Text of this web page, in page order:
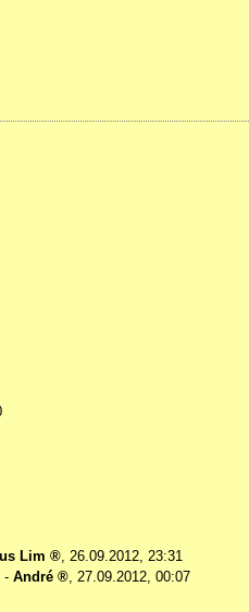
Lim , 26.09.2012, 23:31
- André , 27.09.2012, 00:07